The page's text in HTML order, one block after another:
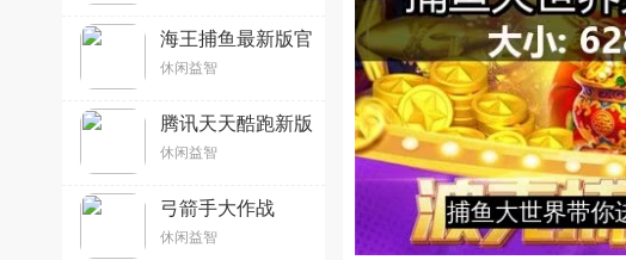
海王捕鱼最新版官
方正版v1.37.1
休闲益智
腾讯天天酷跑新版
本v1.0.137.0安卓
官方版
休闲益智
弓箭手大作战
2026最新安卓版
v2.80.1 官方版
休闲益智